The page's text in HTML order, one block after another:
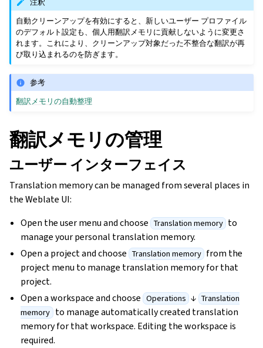
自動クリーンアップを有効にすると、新しいユーザー プロファイル
のデフォルト設定も、個人用翻訳メモリに貢献しないように変更さ
れます。これにより、クリーンアップ対象だった不整合な翻訳が再
び取り込まれるのを防ぎます。
参考
翻訳メモリの自動整理
翻訳メモリの管理
ユーザー インターフェイス
Translation memory can be managed from several places in
the Weblate UI:
Open the user menu and choose Translation memory to
manage your personal translation memory.
Open a project and choose Translation memory from the
project menu to manage translation memory for that
project.
Open a workspace and choose Operations ↓ Translation
memory to manage automatically created translation
memory for that workspace. Editing the workspace is
required.